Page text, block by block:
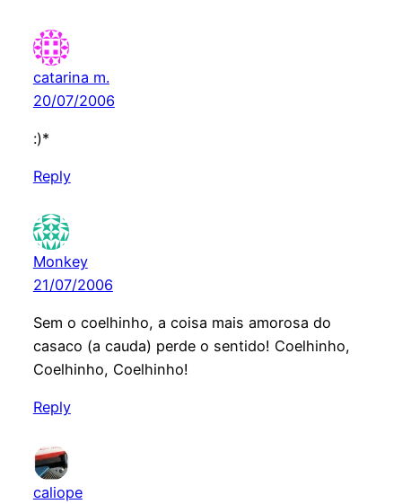
catarina m.
20/07/2006
:)*
Reply
Monkey
21/07/2006
Sem o coelhinho, a coisa mais amorosa do
casaco (a cauda) perde o sentido! Coelhinho,
Coelhinho, Coelhinho!
Reply
caliope